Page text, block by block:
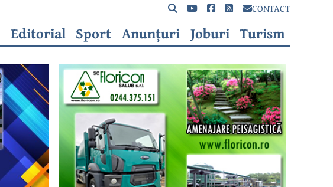
CONTACT
Editorial Sport Anunțuri Joburi Turism